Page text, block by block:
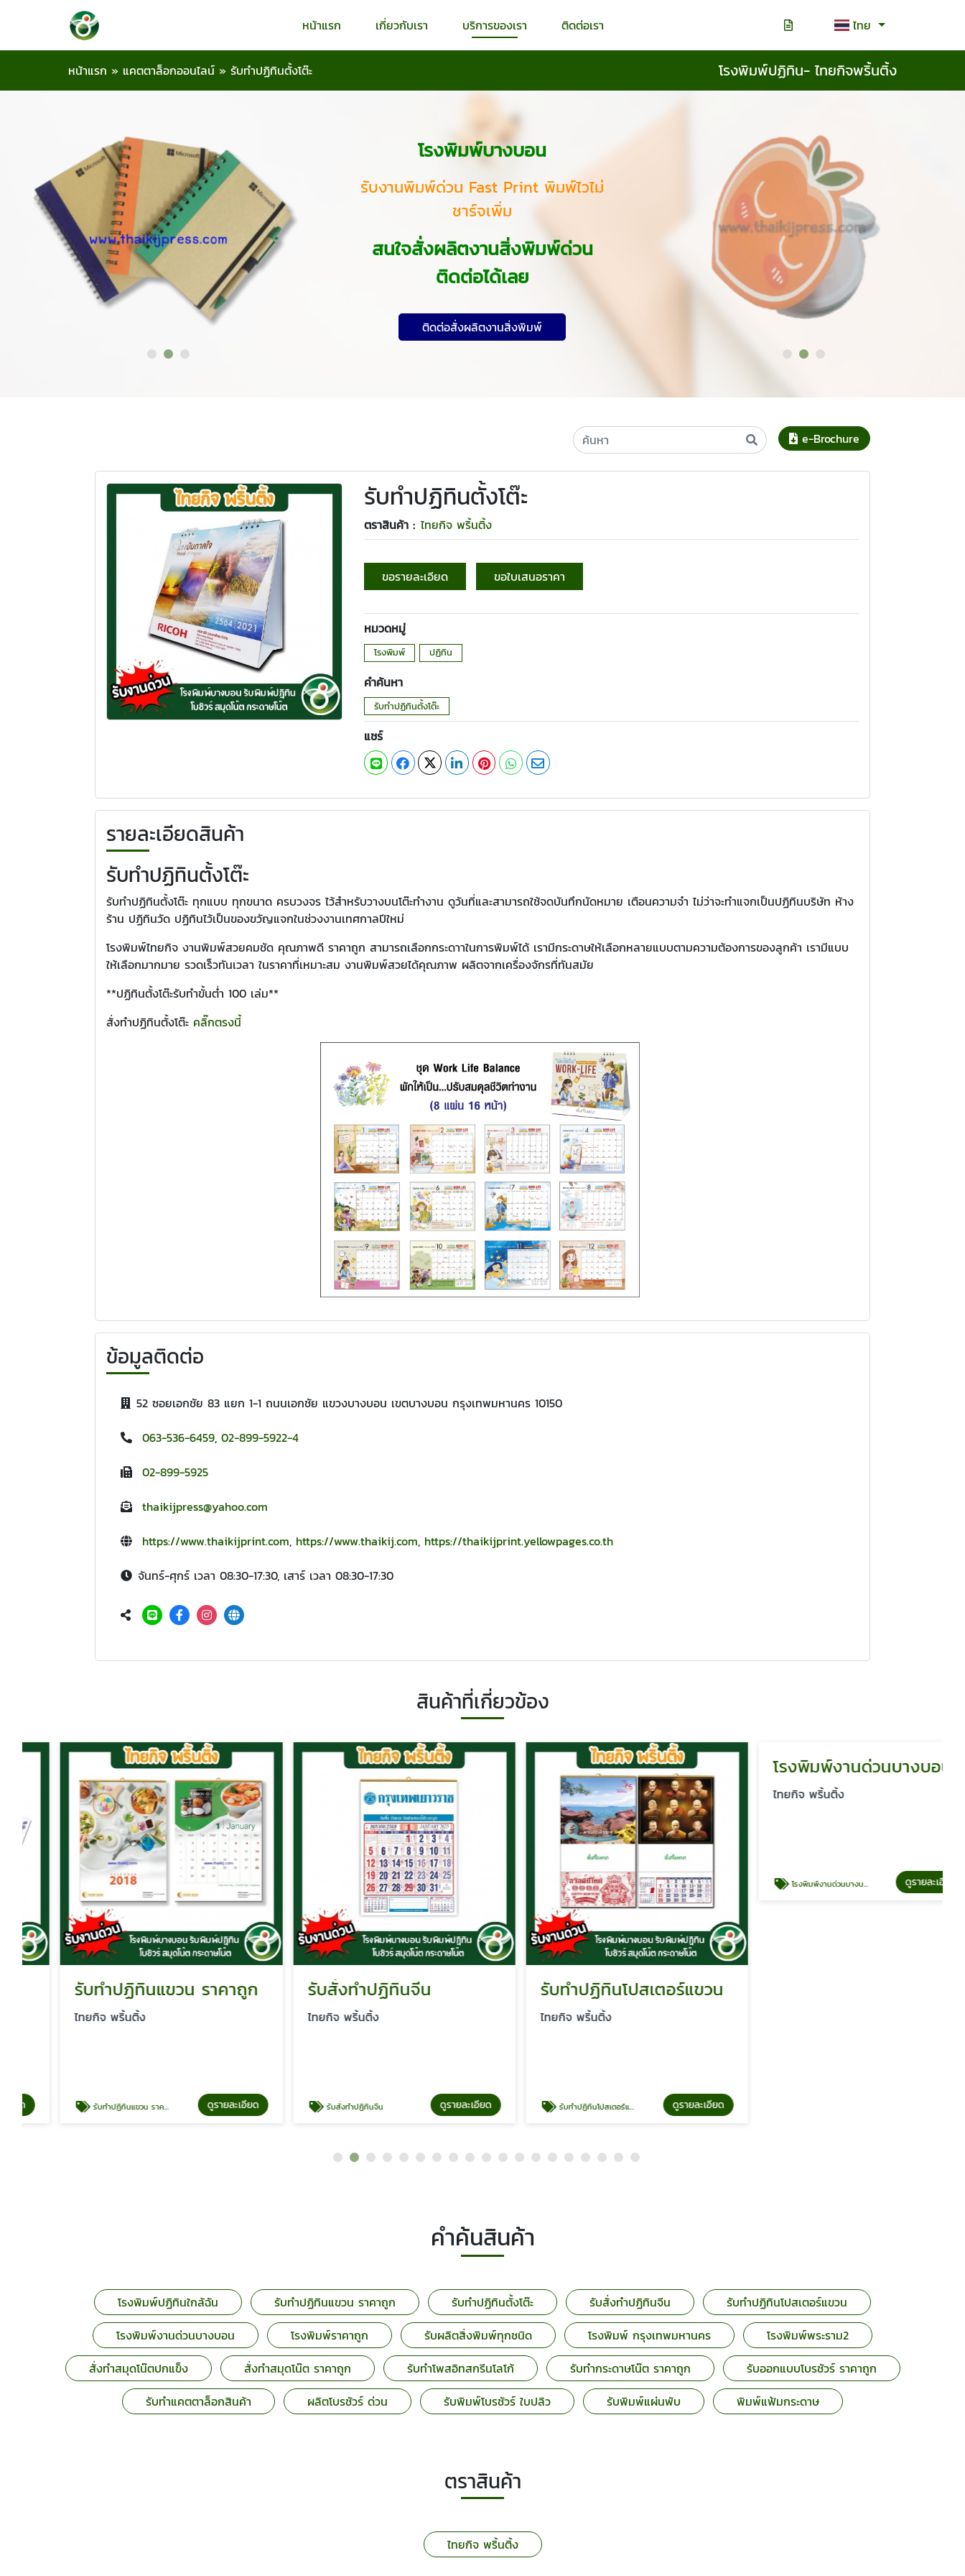
หน้าแรก เกี่ยวกับเรา บริการของเรา ติดต่อเรา ไทย
หน้าแรก » แคตตาล็อกออนไลน์ » รับทำปฏิทินตั้งโต๊ะ โรงพิมพ์ปฏิทิน- ไทยกิจพริ้นติ้ง
โรงพิมพ์บางบอน
รับงานพิมพ์ด่วน Fast Print พิมพ์ไวไม่
ชาร์จเพิ่ม
สนใจสั่งผลิตงานสิ่งพิมพ์ด่วน
ติดต่อได้เลย
ติดต่อสั่งผลิตงานสิ่งพิมพ์
e-Brochure
รับทำปฏิทินตั้งโต๊ะ
ตราสินค้า : ไทยกิจ พริ้นติ้ง
ขอรายละเอียด ขอใบเสนอราคา
หมวดหมู่
โรงพิมพ์ ปฏิทิน
คำค้นหา
รับทำปฏิทินตั้งโต๊ะ
แชร์
รายละเอียดสินค้า
รับทำปฏิทินตั้งโต๊ะ
รับทำปฏิทินตั้งโต๊ะ ทุกแบบ ทุกขนาด ครบวงจร ไว้สำหรับวางบนโต๊ะทำงาน ดูวันที่และสามารถใช้จดบันทึกนัดหมาย เตือนความจำ ไม่ว่าจะทำแจกเป็นปฏิทินบริษัท ห้าง
ร้าน ปฏิทินวัด ปฏิทินไว้เป็นของขวัญแจกในช่วงงานเทศกาลปีใหม่
โรงพิมพ์ไทยกิจ งานพิมพ์สวยคมชัด คุณภาพดี ราคาถูก สามารถเลือกกระดาาในการพิมพ์ได้ เรามีกระดาษให้เลือกหลายแบบตามความต้องการของลูกค้า เรามีแบบ
ให้เลือกมากมาย รวดเร็วทันเวลา ในราคาที่เหมาะสม งานพิมพ์สวยได้คุณภาพ ผลิตจากเครื่องจักรที่ทันสมัย
**ปฏิทินตั้งโต๊ะรับทำขั้นต่ำ 100 เล่ม**
สั่งทำปฏิทินตั้งโต๊ะ คลิ๊กตรงนี้
ข้อมูลติดต่อ
52 ซอยเอกชัย 83 แยก 1-1 ถนนเอกชัย แขวงบางบอน เขตบางบอน กรุงเทพมหานคร 10150
063-536-6459, 02-899-5922-4
02-899-5925
thaikijpress@yahoo.com
https://www.thaikijprint.com, https://www.thaikij.com, https://thaikijprint.yellowpages.co.th
จันทร์-ศุกร์ เวลา 08:30-17:30, เสาร์ เวลา 08:30-17:30
สินค้าที่เกี่ยวข้อง
รับทำปฏิทินแขวน ราคาถูก
ไทยกิจ พริ้นติ้ง
รับทำปฏิทินแขวน ราคาถูก ดูรายละเอียด
รับสั่งทำปฏิทินจีน
ไทยกิจ พริ้นติ้ง
รับสั่งทำปฏิทินจีน ดูรายละเอียด
รับทำปฏิทินโปสเตอร์แขวน
ไทยกิจ พริ้นติ้ง
รับทำปฏิทินโปสเตอร์แขวน ดูรายละเอียด
คำค้นสินค้า
โรงพิมพ์ปฏิทินใกล้ฉัน รับทำปฏิทินแขวน ราคาถูก รับทำปฏิทินตั้งโต๊ะ รับสั่งทำปฏิทินจีน
รับทำปฏิทินโปสเตอร์แขวน
โรงพิมพ์งานด่วนบางบอน
โรงพิมพ์ราคาถูก รับผลิตสิ่งพิมพ์ทุกชนิด โรงพิมพ์ กรุงเทพมหานคร
โรงพิมพ์พระราม2
สั่งทำสมุดโน๊ตปกแข็ง
สั่งทำสมุดโน๊ต ราคาถูก รับทำโพสอิทสกรีนโลโก้ รับทำกระดาษโน๊ต ราคาถูก
รับออกแบบโบรชัวร์ ราคาถูก
รับทําแคตตาล็อกสินค้า
ผลิตโบรชัวร์ ด่วน รับพิมพ์โบรชัวร์ ใบปลิว รับพิมพ์แผ่นพับ พิมพ์แฟ้มกระดาษ
ตราสินค้า
ไทยกิจ พริ้นติ้ง